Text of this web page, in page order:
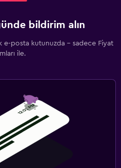
bildirim alın
e-posta kutunuzda - sadece Fiyat
ile.